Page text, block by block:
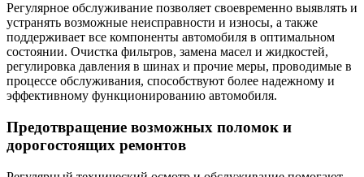
Регулярное обслуживание позволяет своевременно выявлять и
устранять возможные неисправности и износы, а также
поддерживает все компоненты автомобиля в оптимальном
состоянии. Очистка фильтров, замена масел и жидкостей,
регулировка давления в шинах и прочие меры, проводимые в
процессе обслуживания, способствуют более надежному и
эффективному функционированию автомобиля.
Предотвращение возможных поломок и
дорогостоящих ремонтов